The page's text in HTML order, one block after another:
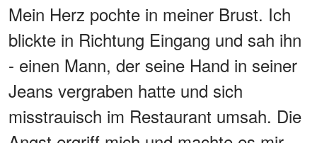
Mein Herz pochte in meiner Brust. Ich
blickte in Richtung Eingang und sah ihn
- einen Mann, der seine Hand in seiner
Jeans vergraben hatte und sich
misstrauisch im Restaurant umsah. Die